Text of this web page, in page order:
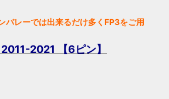
バレーでは出来るだけ多くFP3をご用
2021 【6ピン】